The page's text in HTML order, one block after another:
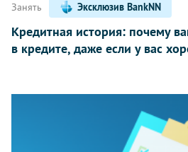
Занять Эксклюзив BankNN
Кредитная история: почему
в кредите, даже если у вас